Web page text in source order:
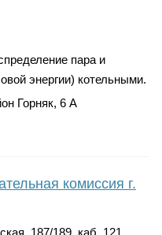
пара и
энергии) котельными.
Горняк, 6 А
комиссия г.